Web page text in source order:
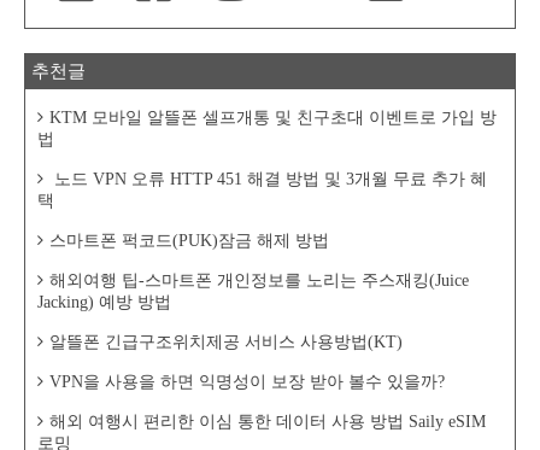
추천글
KTM 모바일 알뜰폰 셀프개통 및 친구초대 이벤트로 가입 방
법
노드 VPN 오류 HTTP 451 해결 방법 및 3개월 무료 추가 혜
택
스마트폰 퍽코드(PUK)잠금 해제 방법
해외여행 팁-스마트폰 개인정보를 노리는 주스재킹(Juice
Jacking) 예방 방법
알뜰폰 긴급구조위치제공 서비스 사용방법(KT)
VPN을 사용을 하면 익명성이 보장 받아 볼수 있을까?
해외 여행시 편리한 이심 통한 데이터 사용 방법 Saily eSIM
로밍